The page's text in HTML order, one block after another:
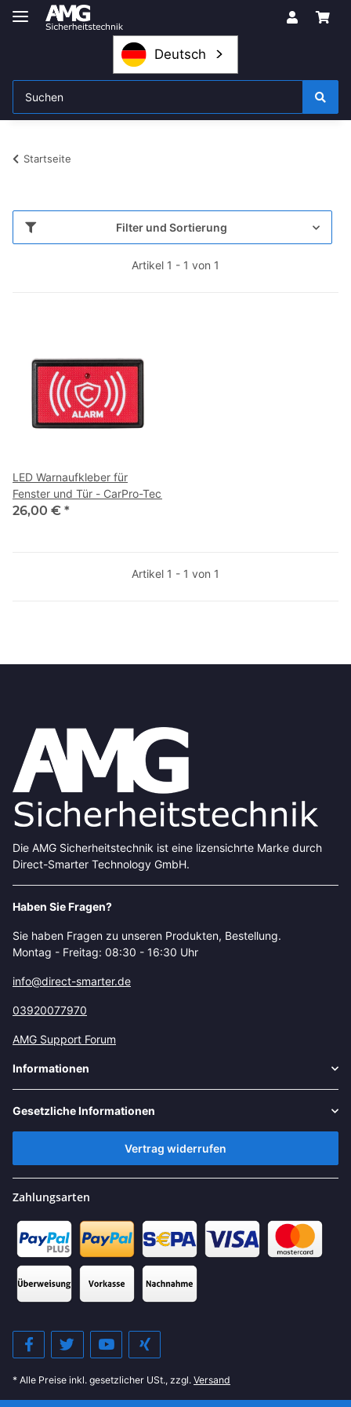
Deutsch
Startseite
Filter und Sortierung
Artikel 1 - 1 von 1
LED Warnaufkleber für
Fenster und Tür - CarPro-Tec
26,00 € *
Artikel 1 - 1 von 1
Die AMG Sicherheitstechnik ist eine lizensichrte Marke durch
Direct-Smarter Technology GmbH.
Haben Sie Fragen?
Sie haben Fragen zu unseren Produkten, Bestellung.
Montag - Freitag: 08:30 - 16:30 Uhr
info@direct-smarter.de
03920077970
AMG Support Forum
Informationen
Gesetzliche Informationen
Vertrag widerrufen
Zahlungsarten
* Alle Preise inkl. gesetzlicher USt., zzgl. Versand